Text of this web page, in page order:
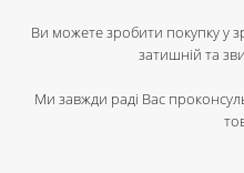
Ви можете зробити покупку у
затишній та
Ми завжди раді Вас